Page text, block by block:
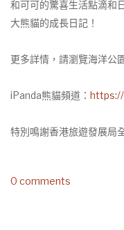
和可可的驚喜生活點滴和
大熊貓的成長日記！
更多詳情，請瀏覽海洋公
iPanda熊貓頻道：
特別鳴謝香港旅遊發展局
0 comments